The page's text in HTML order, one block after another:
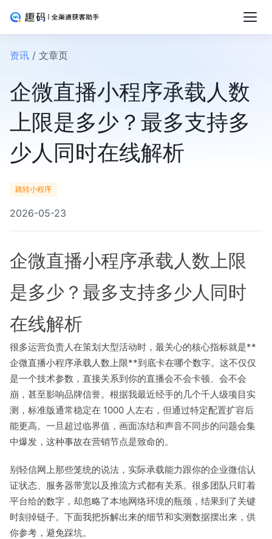
资讯 / 文章页
企微直播小程序承载人数
上限是多少？最多支持多
少人同时在线解析
跳转小程序
2026-05-23
企微直播小程序承载人数上限
是多少？最多支持多少人同时
在线解析
很多运营负责人在策划大型活动时，最关心的核心指标就是**
企微直播小程序承载人数上限**到底卡在哪个数字。这不仅仅
是一个技术参数，直接关系到你的直播会不会卡顿、会不会
崩，甚至影响品牌信誉。根据我最近经手的几个千人级项目实
测，标准版通常稳定在 1000 人左右，但通过特定配置扩容后
能更高。一旦超过临界值，画面冻结和声音不同步的问题会集
中爆发，这种事故在营销节点是致命的。
别轻信网上那些笼统的说法，实际承载能力跟你的企业微信认
证状态、服务器带宽以及推流方式都有关系。很多团队只盯着
平台给的数字，却忽略了本地网络环境的瓶颈，结果到了关键
时刻掉链子。下面我把拆解出来的细节和实测数据摆出来，供
你参考，避免踩坑。